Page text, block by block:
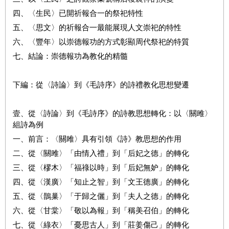
四、〈生民〉已開祈報合一的祭祀特性
五、〈思文〉的祈報合一最能展現人文崇祀的特性
六、〈豐年〉以崇德報功的方式彰顯周代祭祀的特質
七、結論：崇德報功為教化的精髓
下編：從〈詩論〉到《毛詩序》的詩禮教化思想變遷
壹、從〈詩論〉到《毛詩序》的詩教思想轉化：以〈關雎〉
組詩為例
一、前言：〈關雎〉具有引領《詩》教思想的作用
二、從〈關雎〉「由情入禮」到「后妃之德」的轉化
三、從〈樛木〉「福祿以時」到「后妃無妒」的轉化
四、從〈漢廣〉「知止之智」到「文王德廣」的轉化
五、從〈鵲巢〉「于歸之儷」到「夫人之德」的轉化
六、從〈甘棠〉「敬以為報」到「稱美召伯」的轉化
七、從〈綠衣〉「憂思古人」到「莊姜傷己」的轉化